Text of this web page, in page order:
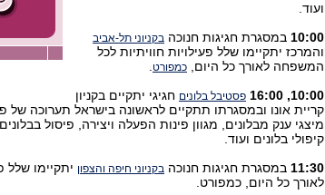
ועוד.
10:00 במסגרת חגיגות חנוכה בקניוני תל-אביב
והמרכז יתקיימו שלל פעילויות חוויתיות לכל
המשפחה לאורך כל היום, כמפורט
10:00,
16:00 פסטיבל בלונים חגיגי יתקיים בקניון
קריית אונו ובמסגרתו תתקיים לראשונה בישראל תערוכה של
מיצגי ענק מבלונים, מגוון פינות הפעלה ויצירה, פיסול
קיפולי בלונים ועוד.
11:30 במסגרת חגיגות חנוכה בקניוני חיפה והצפון יתקיימו שלל
לאורך כל היום, כמפורט.